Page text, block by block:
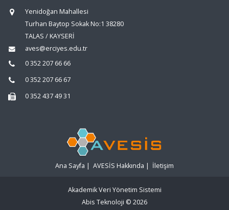
Yenidoğan Mahallesi
Turhan Baytop Sokak No:1 38280
TALAS / KAYSERİ
aves@erciyes.edu.tr
0 352 207 66 66
0 352 207 66 67
0 352 437 49 31
Ana Sayfa | AVESİS Hakkında | İletişim
Akademik Veri Yönetim Sistemi
Abis Teknoloji © 2026